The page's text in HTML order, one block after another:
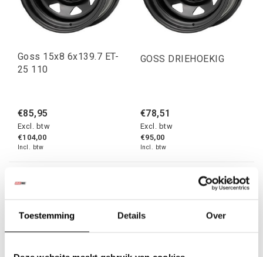
Toestemming Details Over
Goss 15x8 6x139.7 ET-
25 110
€85,95
Excl. btw
€104,00
Incl. btw
GOSS DRIEHOEKIG
€78,51
Excl. btw
€95,00
Incl. btw
... 13
Je velgen krijgen het als eerste te verduren zodra je het